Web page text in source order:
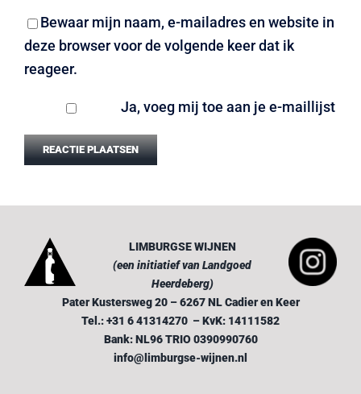
Bewaar mijn naam, e-mailadres en website in
deze browser voor de volgende keer dat ik
reageer.
Ja, voeg mij toe aan je e-maillijst
LIMBURGSE WIJNEN
(een initiatief van Landgoed
Heerdeberg)
Pater Kustersweg 20 – 6267 NL Cadier en Keer
Tel.: +31 6 41314270 – KvK: 14111582
Bank: NL96 TRIO 0390990760
info@limburgse-wijnen.nl